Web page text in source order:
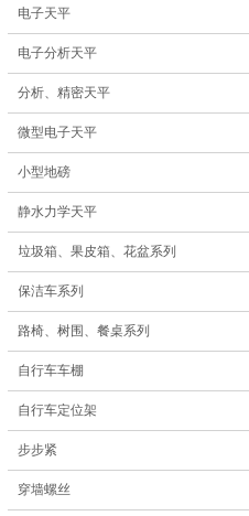
电子天平
电子分析天平
分析、精密天平
微型电子天平
小型地磅
静水力学天平
垃圾箱、果皮箱、花盆系列
保洁车系列
路椅、树围、餐桌系列
自行车车棚
自行车定位架
步步紧
穿墙螺丝